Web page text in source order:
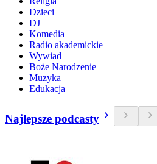
Dzieci
DJ
Komedia
Radio akademickie
Wywiad
Boże Narodzenie
Muzyka
Edukacja
Najlepsze podcasty